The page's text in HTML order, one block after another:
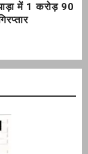
में 1 करोड़ 90